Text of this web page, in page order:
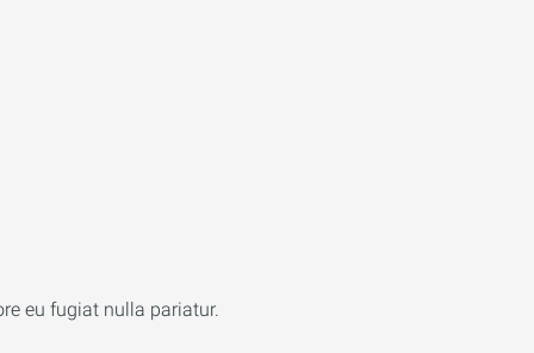
eu fugiat nulla pariatur.